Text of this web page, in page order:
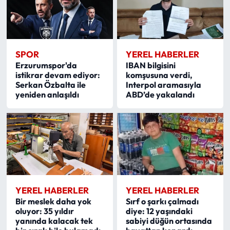
SPOR
Erzurumspor'da
istikrar devam ediyor:
Serkan Özbalta ile
yeniden anlaşıldı
YEREL HABERLER
IBAN bilgisini
komşusuna verdi,
Interpol aramasıyla
ABD’de yakalandı
YEREL HABERLER
Bir meslek daha yok
oluyor: 35 yıldır
yanında kalacak tek
YEREL HABERLER
Sırf o şarkı çalmadı
diye: 12 yaşındaki
sabiyi düğün ortasında